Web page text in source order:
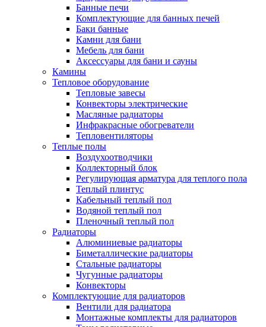
Банные печи
Комплектующие для банных печей
Баки банные
Камни для бани
Мебель для бани
Аксессуары для бани и сауны
Камины
Тепловое оборудование
Тепловые завесы
Конвекторы электрические
Масляные радиаторы
Инфракрасные обогреватели
Тепловентиляторы
Теплые полы
Воздухоотводчики
Коллекторный блок
Регулирующая арматура для теплого пола
Теплый плинтус
Кабельный теплый пол
Водяной теплый пол
Пленочный теплый пол
Радиаторы
Алюминиевые радиаторы
Биметаллические радиаторы
Стальные радиаторы
Чугунные радиаторы
Конвекторы
Комплектующие для радиаторов
Вентили для радиатора
Монтажные комплекты для радиаторов